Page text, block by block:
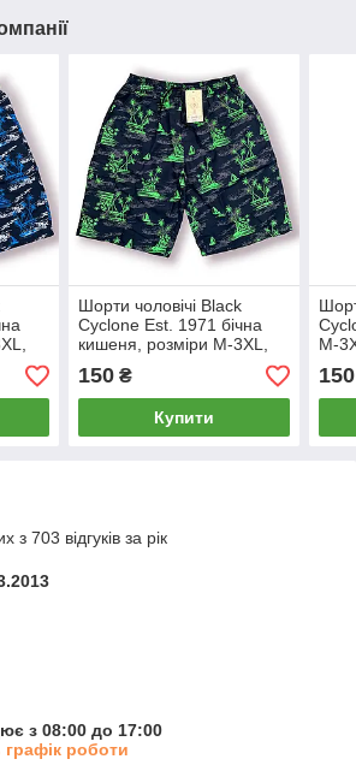
Шорти чоловічі Black
Cyclone Est. 1971 бічна
кишеня, розміри M-3XL,
сині, 0005
150₴
Купити
M-
150
з 703 відгуків за рік
з 08:00 до 17:00
роботи